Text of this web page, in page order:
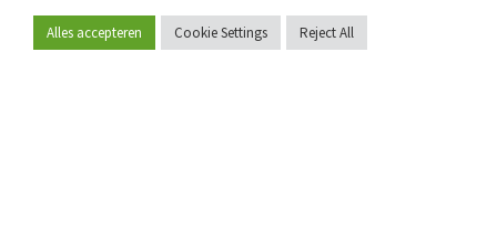
Word lid
Alles accepteren Cookie Settings Reject All